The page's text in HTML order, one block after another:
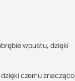
wpustu, dzięki
czemu znacząco
POBIERZ